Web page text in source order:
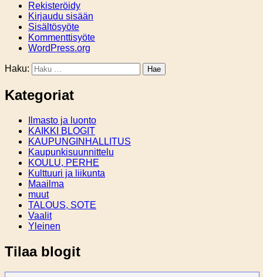
Rekisteröidy
Kirjaudu sisään
Sisältösyöte
Kommenttisyöte
WordPress.org
Haku:
Kategoriat
Ilmasto ja luonto
KAIKKI BLOGIT
KAUPUNGINHALLITUS
Kaupunkisuunnittelu
KOULU, PERHE
Kulttuuri ja liikunta
Maailma
muut
TALOUS, SOTE
Vaalit
Yleinen
Tilaa blogit